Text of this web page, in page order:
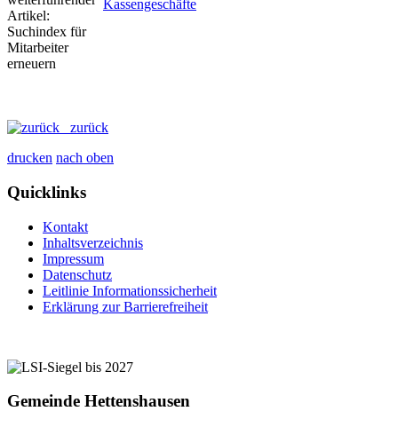
Kassengeschäfte
zurück
drucken nach oben
Quicklinks
Kontakt
Inhaltsverzeichnis
Impressum
Datenschutz
Leitlinie Informationssicherheit
Erklärung zur Barrierefreiheit
Gemeinde Hettenshausen